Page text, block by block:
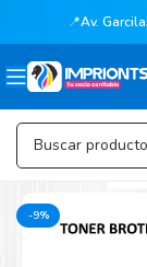
📍Av.
-9%